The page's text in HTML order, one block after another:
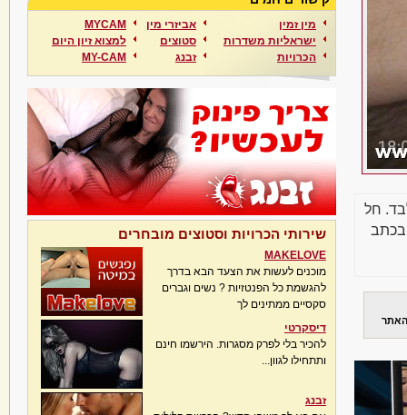
חל
בכתב
האתר
מין זמין
ישראליות משדרות
הכרויות
אביזרי מין
סטוצים
זבנג
MYCAM
למצוא זיון היום
MY-CAM
שירותי הכרויות וסטוצים מובחרים
MAKELOVE
מוכנים לעשות את הצעד הבא בדרך
להגשמת כל הפנטזיות ? נשים וגברים
סקסיים ממתינים לך
דיסקרטי
להכיר בלי לפרק מסגרות. הירשמו חינם
ותתחילו לגוון...
זבנג